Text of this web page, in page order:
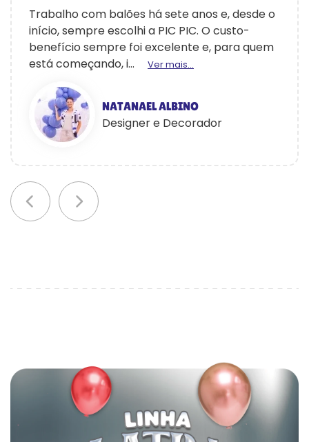
Trabalho com balões há sete anos e, desde o
início, sempre escolhi a PIC PIC. O custo-
benefício sempre foi excelente e, para quem
está começando, i...
Ver mais...
NATANAEL ALBINO
Designer e Decorador